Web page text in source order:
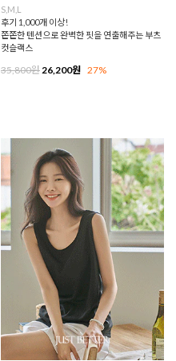
S,M,L
후기 1,000개 이상!
쫀쫀한 텐션으로 완벽한 핏을 연출해주는 부츠
컷슬랙스
35,800원 26,200원 27%